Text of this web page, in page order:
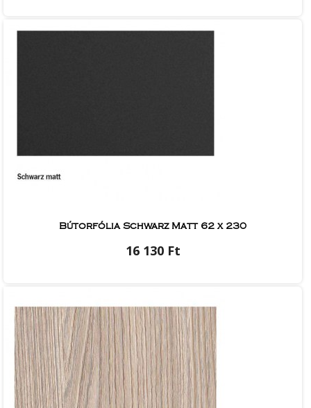
Bútorfólia Schwarz Matt 62 x 230
16 130 Ft